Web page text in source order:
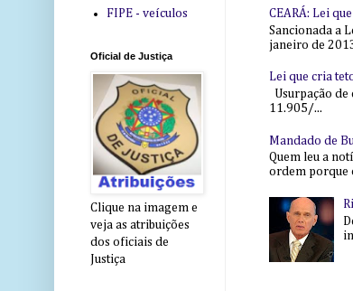
CEARÁ: Lei
Sancionada a
janeiro de
Lei que cria
Usurpação
11.905/...
Mandado de
Quem leu a
ordem porque
FIPE - veículos
Oficial de Justiça
Clique na imagem e
veja as atribuições
dos oficiais de
Justiça